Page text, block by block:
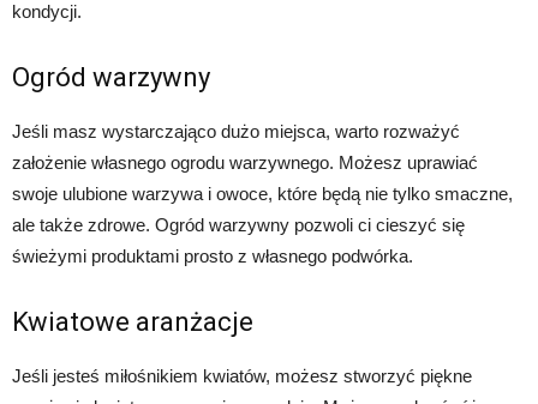
kondycji.
Ogród warzywny
Jeśli masz wystarczająco dużo miejsca, warto rozważyć
założenie własnego ogrodu warzywnego. Możesz uprawiać
swoje ulubione warzywa i owoce, które będą nie tylko smaczne,
ale także zdrowe. Ogród warzywny pozwoli ci cieszyć się
świeżymi produktami prosto z własnego podwórka.
Kwiatowe aranżacje
Jeśli jesteś miłośnikiem kwiatów, możesz stworzyć piękne